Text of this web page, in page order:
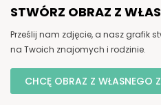
STWÓRZ OBRAZ Z
Prześlij nam zdjęcie, a nasz grafik
na Twoich znajomych i rodzinie.
CHCĘ OBRAZ Z WŁASNEGO